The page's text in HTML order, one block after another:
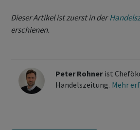
Dieser Artikel ist zuerst in der
erschienen.
Peter Rohner ist
Handelszeitung. Mehr